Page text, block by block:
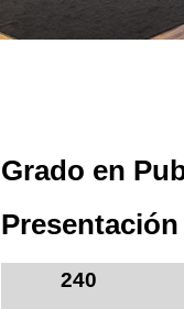
Grado en
240